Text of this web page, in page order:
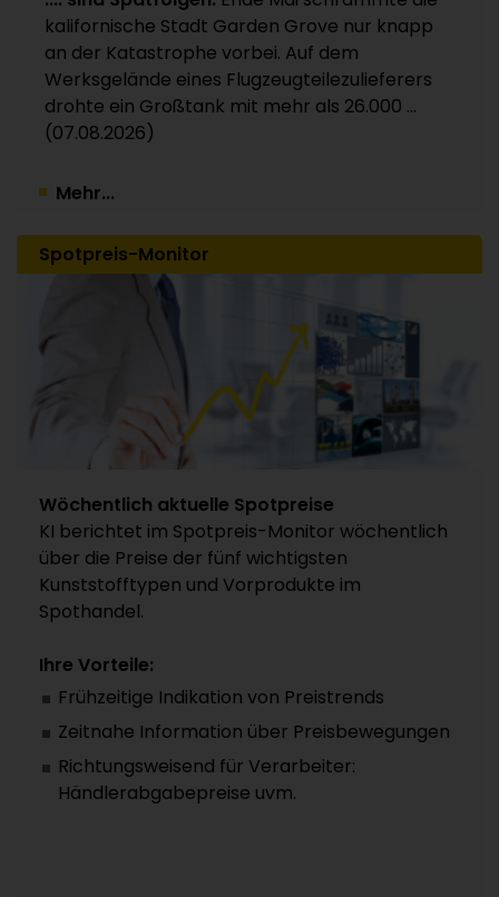
Kunststoffverpackungen an Investor Apax
Partners / 15 Werke betroffen
30.07.2026
kalifornische Stadt Garden Grove nur knapp
an der Katastrophe vorbei. Auf dem
Werksgelände eines Flugzeugteilezulieferers
drohte ein Großtank mit mehr als 26.000 ...
(07.08.2026)
Mehr...
Spotpreis-Monitor
Wöchentlich aktuelle Spotpreise
KI berichtet im Spotpreis-Monitor wöchentlich
über die Preise der fünf wichtigsten
Kunststofftypen und Vorprodukte im
Spothandel.
Ihre Vorteile:
Frühzeitige Indikation von Preistrends
Zeitnahe Information über Preisbewegungen
Richtungsweisend für Verarbeiter:
Händlerabgabepreise uvm.